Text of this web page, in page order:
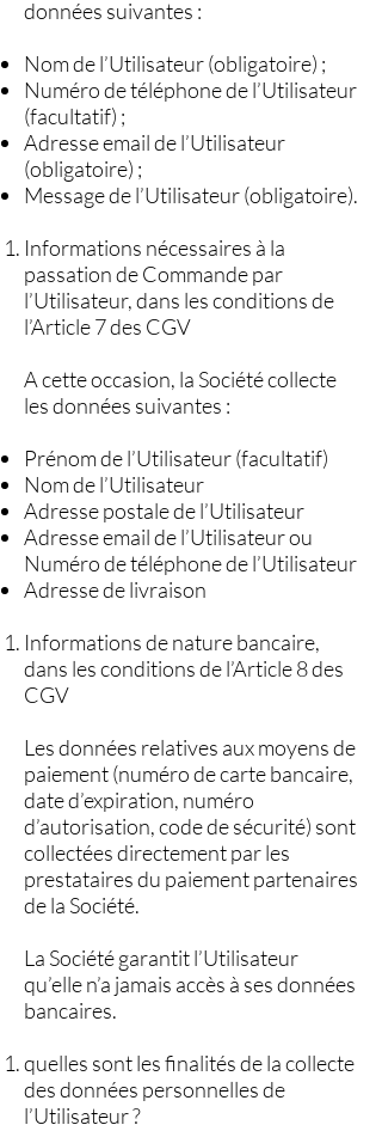
données suivantes :
Nom de l’Utilisateur (obligatoire) ;
Numéro de téléphone de l’Utilisateur
(facultatif) ;
Adresse email de l’Utilisateur
(obligatoire) ;
Message de l’Utilisateur (obligatoire).
Informations nécessaires à la
passation de Commande par
l’Utilisateur, dans les conditions de
l’Article 7 des CGV
A cette occasion, la Société collecte
les données suivantes :
Prénom de l’Utilisateur (facultatif)
Nom de l’Utilisateur
Adresse postale de l’Utilisateur
Adresse email de l’Utilisateur ou
Numéro de téléphone de l’Utilisateur
Adresse de livraison
Informations de nature bancaire,
dans les conditions de l’Article 8 des
CGV
Les données relatives aux moyens de
paiement (numéro de carte bancaire,
date d’expiration, numéro
d’autorisation, code de sécurité) sont
collectées directement par les
prestataires du paiement partenaires
de la Société.
La Société garantit l’Utilisateur
qu’elle n’a jamais accès à ses données
bancaires.
quelles sont les finalités de la collecte
des données personnelles de
l’Utilisateur ?